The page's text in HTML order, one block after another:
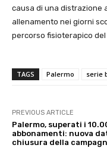
causa di una distrazione
allenamento nei giorni
percorso fisioterapico del
TAGS Palermo serie
PREVIOUS ARTICLE
Palermo, superati i
abbonamenti: nuova
chiusura della